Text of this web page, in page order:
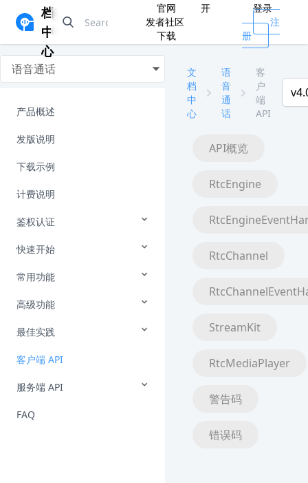
档
中
心
官网
开
发者社区
下载
登录
注
册
语音通话
产品概述
发版说明
下载示例
计费说明
鉴权认证
快速开始
常用功能
高级功能
最佳实践
客户端 API
服务端 API
FAQ
文
档
中
心
语
音
通
话
客
户
端
API
API概览
RtcEngine
RtcChannel
StreamKit
RtcMediaPlayer
警告码
错误码